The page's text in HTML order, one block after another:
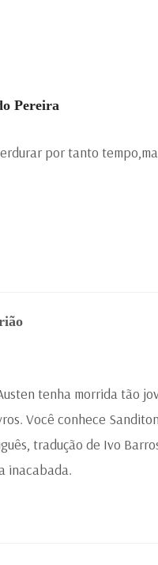
Pereira
por tanto
tenha morrida tão
Você conhece
tradução de Ivo
inacabada.